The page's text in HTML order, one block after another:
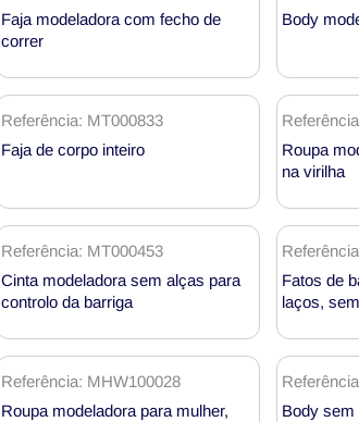
Faja modeladora com fecho de
correr
Body
Referência: MT000833
Faja de corpo inteiro
Roupa
na virilha
Referência: MT000453
Cinta modeladora sem alças para
controlo da barriga
Fatos de
laços,
MT000582
Referência: MHW100028
Roupa modeladora para mulher,
Body sem